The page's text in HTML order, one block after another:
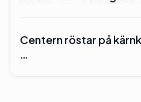
Centern röstar på
…